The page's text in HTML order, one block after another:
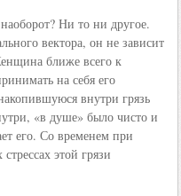
Ни то ни другое.
вектора, он не зависит
ближе всего к
на себя его
внутри грязь
«в душе» было чисто и
его. Со временем при
этой грязи